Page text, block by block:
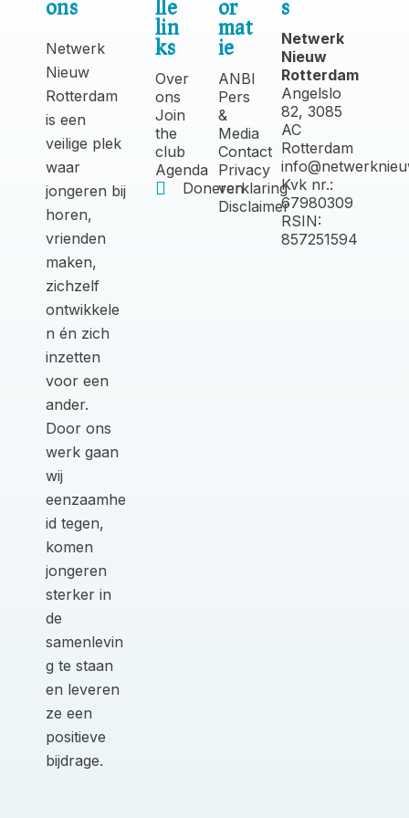
ons
Netwerk
Nieuw
Rotterdam
is een
veilige plek
waar
jongeren bij
horen,
vrienden
maken,
zichzelf
ontwikkele
n én zich
inzetten
voor een
ander.
Door ons
werk gaan
wij
eenzaamhe
id tegen,
komen
jongeren
sterker in
de
samenlevin
g te staan
en leveren
ze een
positieve
bijdrage.
lle
lin
ks
Over
ons
Join
the
club
Agenda
Doneren
or
mat
ie
ANBI
Pers
&
Media
Contact
Privacy
verklaring
Disclaimer
s
Netwerk
Nieuw
Rotterdam
Angelslo
82, 3085
AC
Rotterdam
Kvk nr.:
67980309
RSIN:
857251594